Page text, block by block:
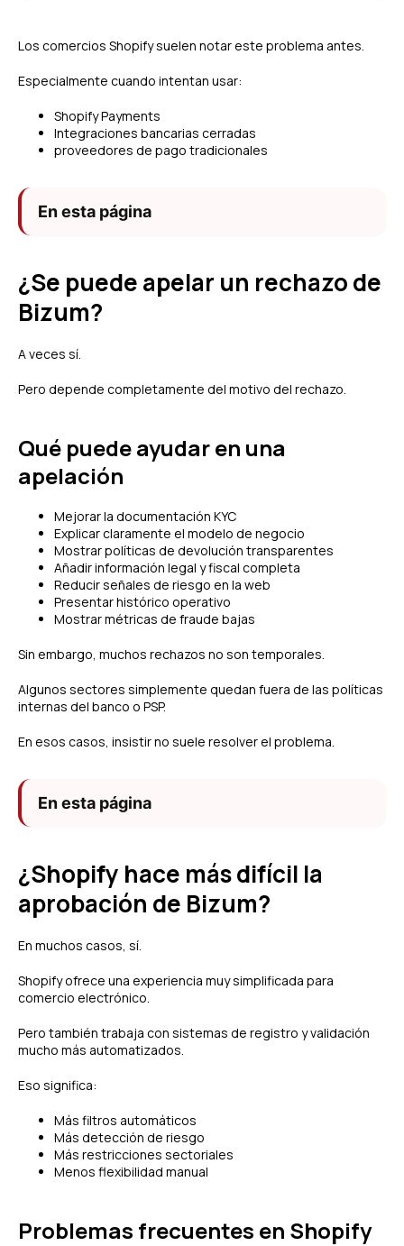
Los comercios Shopify suelen notar este problema antes.
Especialmente cuando intentan usar:
Shopify Payments
Integraciones bancarias cerradas
proveedores de pago tradicionales
En esta página
¿Se puede apelar un rechazo de
Bizum?
A veces sí.
Pero depende completamente del motivo del rechazo.
Qué puede ayudar en una
apelación
Mejorar la documentación KYC
Explicar claramente el modelo de negocio
Mostrar políticas de devolución transparentes
Añadir información legal y fiscal completa
Reducir señales de riesgo en la web
Presentar histórico operativo
Mostrar métricas de fraude bajas
Sin embargo, muchos rechazos no son temporales.
Algunos sectores simplemente quedan fuera de las políticas
internas del banco o PSP.
En esos casos, insistir no suele resolver el problema.
En esta página
¿Shopify hace más difícil la
aprobación de Bizum?
En muchos casos, sí.
Shopify ofrece una experiencia muy simplificada para
comercio electrónico.
Pero también trabaja con sistemas de registro y validación
mucho más automatizados.
Eso significa:
Más filtros automáticos
Más detección de riesgo
Más restricciones sectoriales
Menos flexibilidad manual
Problemas frecuentes en Shopify